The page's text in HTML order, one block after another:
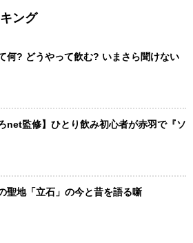
ング
何? どうやって飲む? いまさら聞けない
net監修】ひとり飲み初心者が赤羽で『ソ
聖地「立石」の今と昔を語る噺